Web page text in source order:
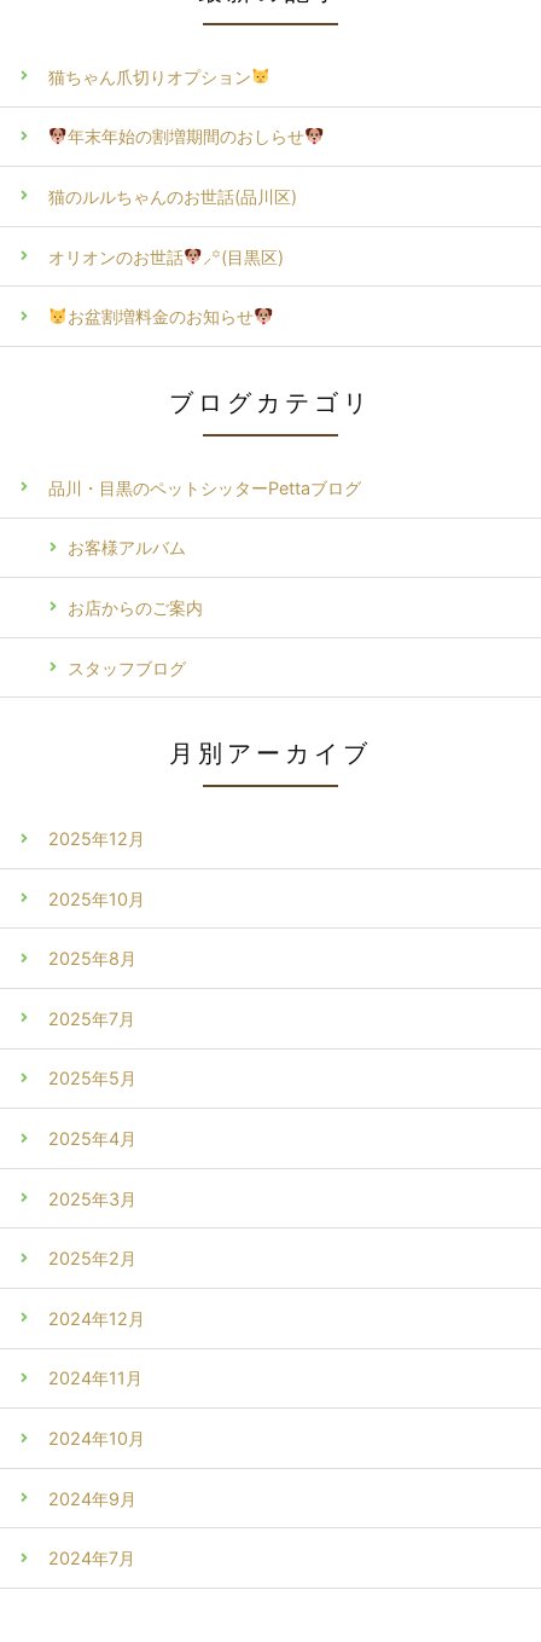
猫ちゃん爪切りオプション
年末年始の割増期間のおしらせ
猫のルルちゃんのお世話(品川区)
オリオンのお世話 ⸝꙳(目黒区)
お盆割増料金のお知らせ
ブログカテゴリ
品川・目黒のペットシッターPettaブログ
お客様アルバム
お店からのご案内
スタッフブログ
月別アーカイブ
2025年12月
2025年10月
2025年8月
2025年7月
2025年5月
2025年4月
2025年3月
2025年2月
2024年12月
2024年11月
2024年10月
2024年9月
2024年7月